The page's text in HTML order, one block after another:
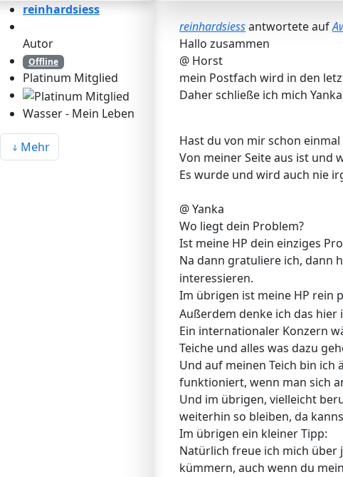
reinhardsiess
Autor
Offline
Platinum Mitglied
Wasser - Mein Leben
Mehr
reinhardsiessantwortete auf
Hallo zusammen
@ Horst
mein Postfach wird in den
Daher schließe ich mich
Hast du von mir schon
Von meiner Seite aus ist und
Es wurde und wird auch nie
@ Yanka
Wo liegt dein Problem?
Ist meine HP dein einziges
Na dann gratuliere ich, dann
interessieren.
Im übrigen ist meine HP rein
Außerdem denke ich das
Ein internationaler Konzern
Teiche und alles was dazu
Und auf meinen Teich bin ich
funktioniert, wenn man sich
Und im übrigen, vielleicht
weiterhin so bleiben, da
Im übrigen ein kleiner Tipp:
Natürlich freue ich mich über
kümmern, auch wenn du